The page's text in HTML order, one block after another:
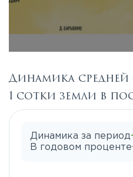
Динамика
1 сотки земли в
Динамика за период
В годовом проценте